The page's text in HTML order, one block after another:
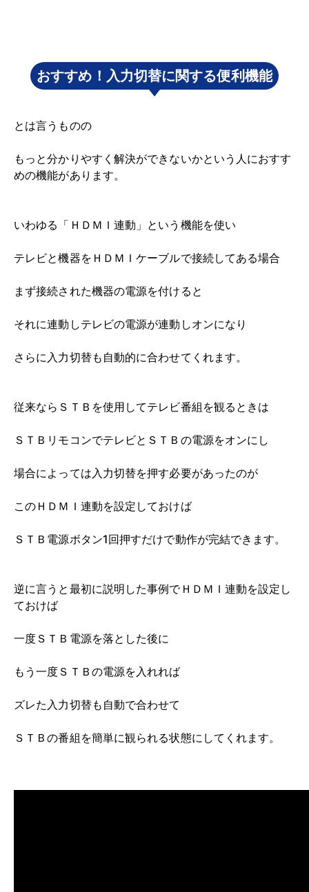
おすすめ！入力切替に関する便利機能
とは言うものの
もっと分かりやすく解決ができないかという人におすす
めの機能があります。
いわゆる「ＨＤＭＩ連動」という機能を使い
テレビと機器をＨＤＭＩケーブルで接続してある場合
まず接続された機器の電源を付けると
それに連動しテレビの電源が連動しオンになり
さらに入力切替も自動的に合わせてくれます。
従来ならＳＴＢを使用してテレビ番組を観るときは
ＳＴＢリモコンでテレビとＳＴＢの電源をオンにし
場合によっては入力切替を押す必要があったのが
このＨＤＭＩ連動を設定しておけば
ＳＴＢ電源ボタン1回押すだけで動作が完結できます。
逆に言うと最初に説明した事例でＨＤＭＩ連動を設定し
ておけば
一度ＳＴＢ電源を落とした後に
もう一度ＳＴＢの電源を入れれば
ズレた入力切替も自動で合わせて
ＳＴＢの番組を簡単に観られる状態にしてくれます。